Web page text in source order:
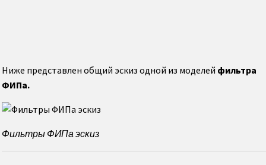
Золоуловители ЗУ
Охладитель выпара ОВА
Ниже представлен общий эскиз одной из моделей фильтра
ФИПа.
Фильтры ФИПа эскиз